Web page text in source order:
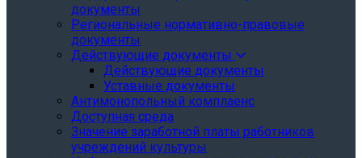
документы
Региональные нормативно-правовые
документы
Действующие документы
Действующие документы
Уставные документы
Антимонопольный комплаенс
Доступная среда
Значение заработной платы работников
учреждений культуры